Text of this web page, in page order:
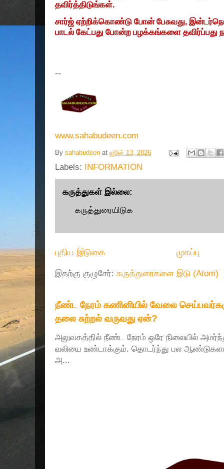
தவிர்த்திடுங்கள்.
சார்ஜ் ஏற்றிக்கொண்டு போன் பேசுவது,
பாடல் கேட்பது போன்ற பழக்கங்களை தவிர்ப்பது
--
www.sahabudeen.com
By sahabudeen at ஜூன் 13, 2026
Labels: INFORMATION
கருத்துகள் இல்லை:
கருத்துரையிடுக
புதிய இடுகை முகப்பு
இதற்கு குழுசேர்: கருத்துரைகளை இடு (Atom)
நீண்ட நேரம் கணினியில் வேலை
தலை சுற்றல் வருவது ஏன்?
அலுவகத்தில் நீண்ட நேரம் ஒரே நிலையில்
வலியை உண்டாக்கும். தொடர்ந்து பல
அ...